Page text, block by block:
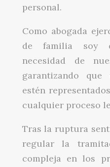
personal.
Como abogada
de familia soy
necesidad de
garantizando
estén
cualquier proceso
Tras la ruptura
regular la
compleja en los